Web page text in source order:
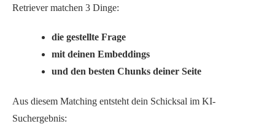
Retriever matchen 3 Dinge:
die gestellte Frage
mit deinen Embeddings
und den besten Chunks deiner Seite
Aus diesem Matching entsteht dein Schicksal im KI-
Suchergebnis: